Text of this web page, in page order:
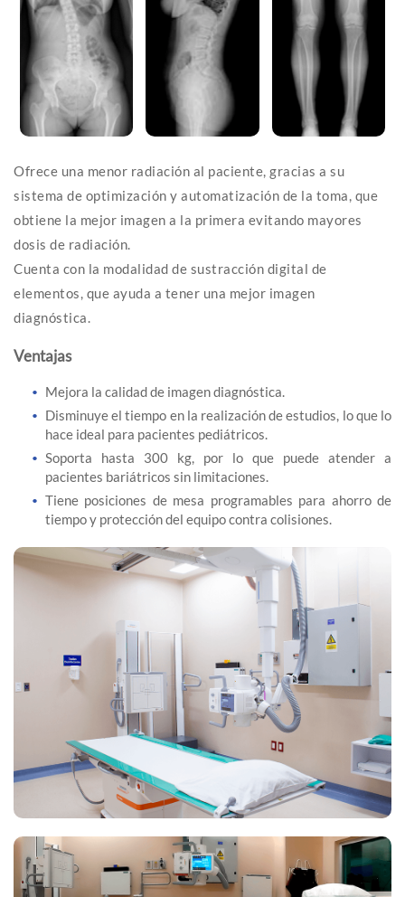
Ofrece una menor radiación al paciente, gracias a su
sistema de optimización y automatización de la toma, que
obtiene la mejor imagen a la primera evitando mayores
dosis de radiación.
Cuenta con la modalidad de sustracción digital de
elementos, que ayuda a tener una mejor imagen
diagnóstica.
Ventajas
Mejora la calidad de imagen diagnóstica.
Disminuye el tiempo en la realización de estudios, lo que lo
hace ideal para pacientes pediátricos.
Soporta hasta 300 kg, por lo que puede atender a
pacientes bariátricos sin limitaciones.
Tiene posiciones de mesa programables para ahorro de
tiempo y protección del equipo contra colisiones.